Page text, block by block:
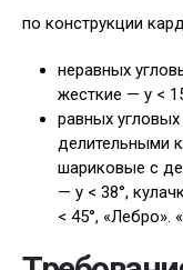
по конструкции
неравных
жесткие — у <
равных
делительными
шариковые с
— у < 38°,
< 45°, «Лебро».